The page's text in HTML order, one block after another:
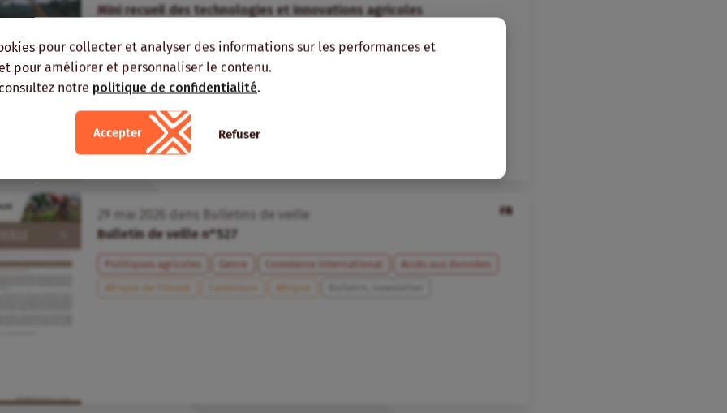
pour collecter et analyser des informations sur les performances et
pour améliorer et personnaliser le contenu.
notre politique de confidentialité.
Accepter Refuser
Mini recueil des technologies et innovations agricoles
Riz Technologies/innovations Sésame
Afrique de l’Ouest
Afrique centrale
Fiches
FR
mai dans
Bulletins de veille
Bulletin de veille n°527
Politiques agricoles Genre Commerce international
Accès aux données
Afrique de l’Ouest
Cameroun Afrique